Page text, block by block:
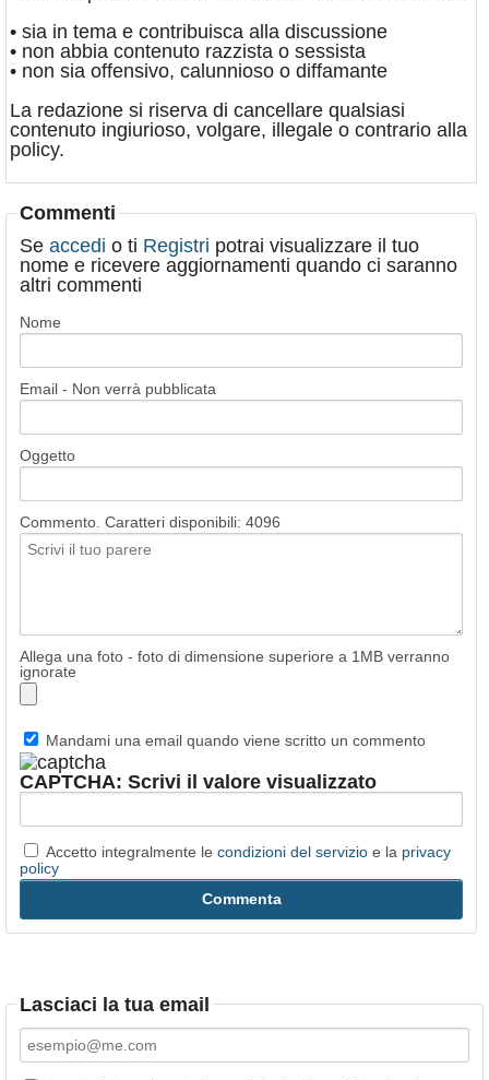
• sia in tema e contribuisca alla discussione
• non abbia contenuto razzista o sessista
• non sia offensivo, calunnioso o diffamante
La redazione si riserva di cancellare qualsiasi
contenuto ingiurioso, volgare, illegale o contrario alla
policy.
Commenti
Se accedi o ti Registri potrai visualizzare il tuo
nome e ricevere aggiornamenti quando ci saranno
altri commenti
Nome
Email - Non verrà pubblicata
Oggetto
Commento. Caratteri disponibili: 4096
Allega una foto - foto di dimensione superiore a 1MB verranno
ignorate
Mandami una email quando viene scritto un commento
CAPTCHA: Scrivi il valore visualizzato
Accetto integralmente le condizioni del servizio e la privacy
policy
Lasciaci la tua email